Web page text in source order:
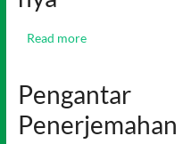
Read more
Pengantar
Penerjemahan